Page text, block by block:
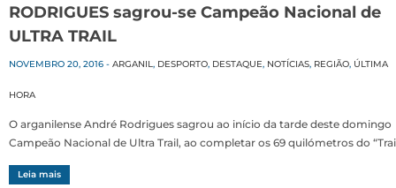
RODRIGUES sagrou-se Campeão Nacional de
ULTRA TRAIL
NOVEMBRO 20, 2016 - ARGANIL, DESPORTO, DESTAQUE, NOTÍCIAS, REGIÃO, ÚLTIMA
HORA
O arganilense André Rodrigues sagrou ao início da tarde deste domingo
Campeão Nacional de Ultra Trail, ao completar os 69 quilómetros do
Leia mais